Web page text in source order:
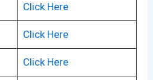
Click Here
Click Here
Click Here